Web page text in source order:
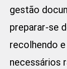
gestão
preparar-se
recolhendo
necessários